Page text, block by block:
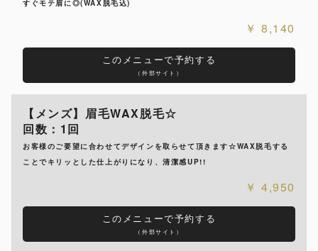
すぐモテ眉に◎(WAX脱毛込)
8,140
このメニューで予約する
（外部サイト）
【メンズ】眉毛WAX脱毛☆
回数：1回
お客様のご要望に合わせてデザインを取らせて頂きます☆WAX脱毛する
ことでキリッとした仕上がりになり、清潔感UP!!
4,950
このメニューで予約する
（外部サイト）